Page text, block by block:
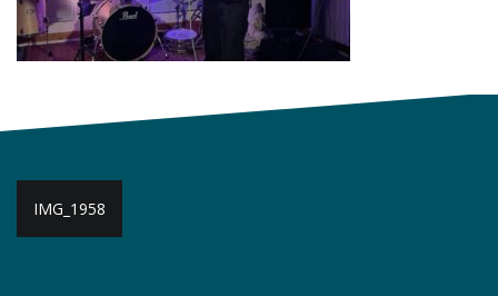
Navigation
de
IMG_1958